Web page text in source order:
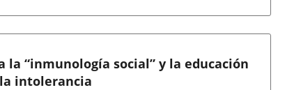
la “inmunología social” y la educación
intolerancia